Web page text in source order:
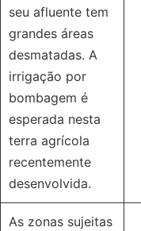
seu afluente tem
grandes áreas
desmatadas. A
irrigação por
bombagem é
esperada nesta
terra agrícola
recentemente
desenvolvida.
As zonas sujeitas